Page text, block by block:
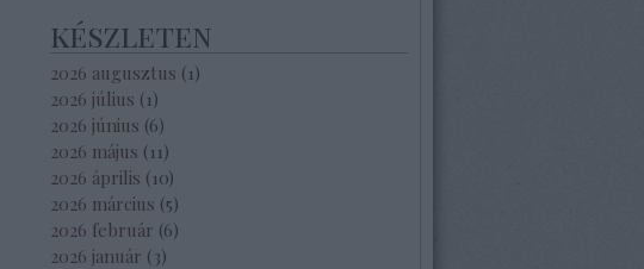
készleten
2026 augusztus ( 1)
2026 július ( 1)
2026 június (6)
2026 május ( 11)
2026 április ( 10)
2026 március (5)
2026 február (6)
2026 január ( 3)